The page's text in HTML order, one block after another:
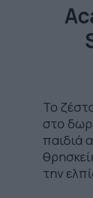
Το
στο
παιδιά
την